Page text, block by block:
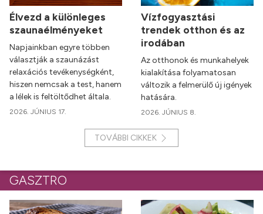
Élvezd a különleges
szaunaélményeket
Napjainkban egyre többen
választják a szaunázást
relaxációs tevékenységként,
hiszen nemcsak a test, hanem
a lélek is feltöltődhet általa.
2026. JÚNIUS 17.
Vízfogyasztási
trendek otthon és az
irodában
Az otthonok és munkahelyek
kialakítása folyamatosan
változik a felmerülő új igények
hatására.
2026. JÚNIUS 8.
TOVÁBBI CIKKEK
GASZTRO